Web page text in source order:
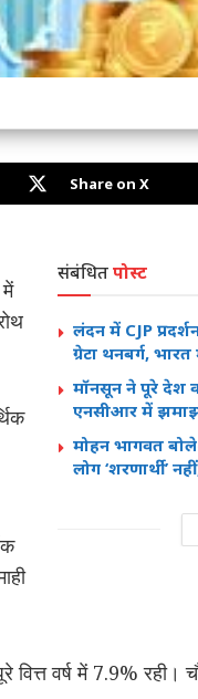
Share on X
संबंधितपोस्ट
लंदन में CJP
ग्रेटा थनबर्ग,
मॉनसून ने पूरे देश
एनसीआर में
मोहन भागवत
लोग ‘शरणार्थी’
वर्ष में 7.9% रही।